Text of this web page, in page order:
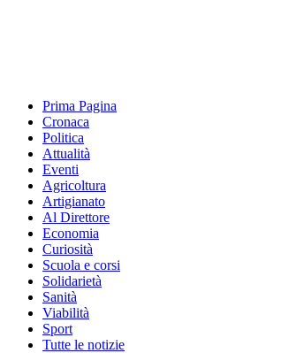
Prima Pagina
Cronaca
Politica
Attualità
Eventi
Agricoltura
Artigianato
Al Direttore
Economia
Curiosità
Scuola e corsi
Solidarietà
Sanità
Viabilità
Sport
Tutte le notizie